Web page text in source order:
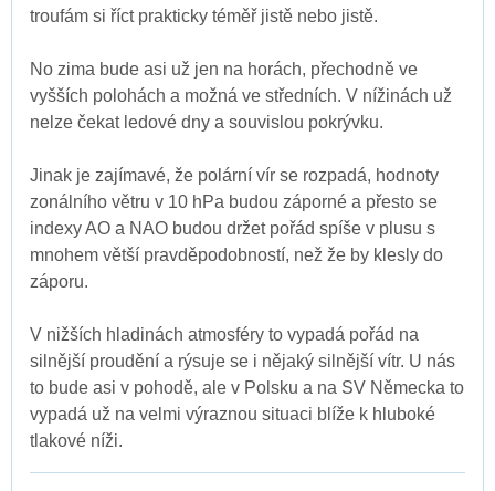
troufám si říct prakticky téměř jistě nebo jistě.
No zima bude asi už jen na horách, přechodně ve
vyšších polohách a možná ve středních. V nížinách už
nelze čekat ledové dny a souvislou pokrývku.
Jinak je zajímavé, že polární vír se rozpadá, hodnoty
zonálního větru v 10 hPa budou záporné a přesto se
indexy AO a NAO budou držet pořád spíše v plusu s
mnohem větší pravděpodobností, než že by klesly do
záporu.
V nižších hladinách atmosféry to vypadá pořád na
silnější proudění a rýsuje se i nějaký silnější vítr. U nás
to bude asi v pohodě, ale v Polsku a na SV Německa to
vypadá už na velmi výraznou situaci blíže k hluboké
tlakové níži.